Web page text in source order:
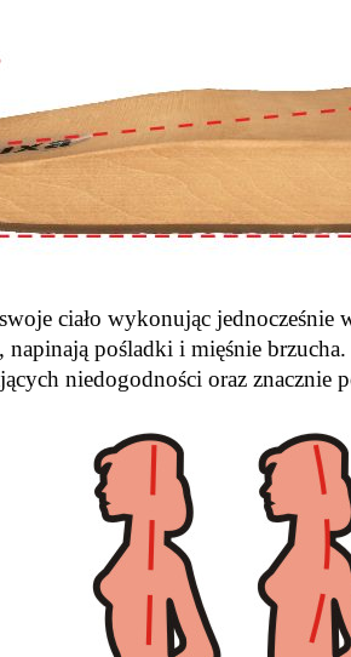
ciało wykonując jednocześnie
pośladki i mięśnie
niedogodności oraz znacznie